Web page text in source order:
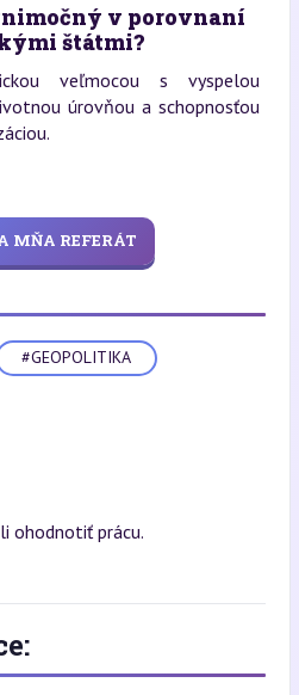
v porovnaní
štátmi?
veľmocou s vyspelou
úrovňou a schopnosťou
MŇA REFERÁT
#GEOPOLITIKA
ohodnotiť prácu.